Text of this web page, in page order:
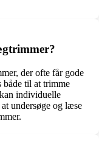
der ofte får gode
både til at trimme
individuelle
undersøge og læse